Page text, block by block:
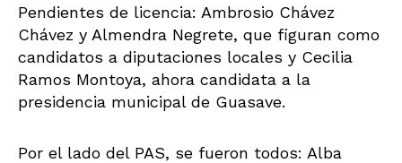
Pendientes de licencia: Ambrosio Chávez
Chávez y Almendra Negrete, que figuran como
candidatos a diputaciones locales y Cecilia
Ramos Montoya, ahora candidata a la
presidencia municipal de Guasave.
Por el lado del PAS, se fueron todos: Alba